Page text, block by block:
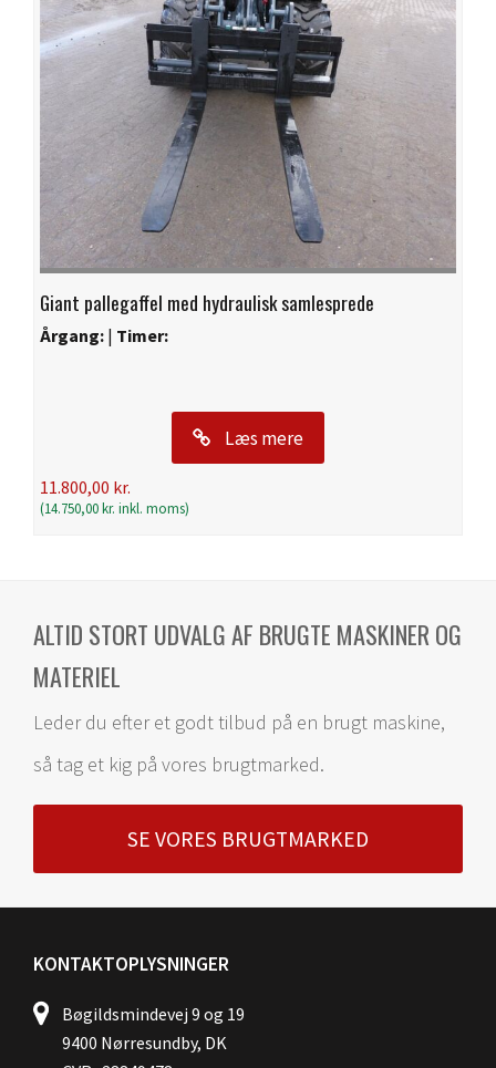
Giant pallegaffel med hydraulisk samlesprede
Årgang: | Timer:
Læs mere
11.800,00 kr.
(14.750,00kr. inkl. moms)
ALTID STORT UDVALG AF BRUGTE MASKINER OG
MATERIEL
Leder du efter et godt tilbud på en brugt maskine,
så tag et kig på vores brugtmarked.
SE VORES BRUGTMARKED
KONTAKTOPLYSNINGER
Bøgildsmindevej 9 og 19
9400 Nørresundby, DK